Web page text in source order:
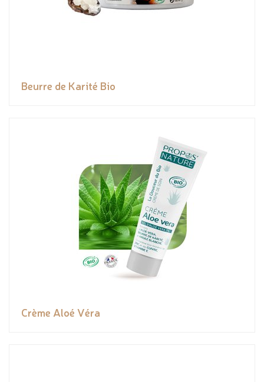
Beurre de Karité Bio
Crème Aloé Véra